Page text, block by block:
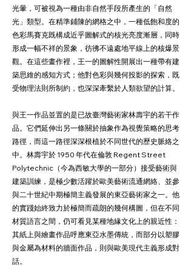
光暈，可被視為一種由非自然手段所產生的「自然
光」類型。在精準鋪陳的網格之中，一種低飽和度的
色彩馬賽克既構成近乎圖解式的核光亮度漸層，同時
形成一幅不祥的景象，彷彿不遠處地平線上的核爆景
觀。在這些畫作裡，王一的圖解性開展出一種帶有建
築思維的感知方式；他對色彩與幾何投影的探索，既
受物理法則所制約，也深深牽繫於人類欲望的計算。
與王一作品並置的是已故臺灣藝術家林壽宇的若干作
品。它們延伸出另一條關於抽象作為視覺策略的思考
路徑，而這一路徑深深根植於不同世代的歷史脈絡之
中。林壽宇於 1950 年代在倫敦 Regent Street
Polytechnic（今為西敏大學的一部分）接受藝術與
建築訓練，是極少數活躍於歐美藝術流通網絡、並參
與二十世紀中期極簡主義發展的東亞藝術家之一。他
的實踐始終致力於極簡而疏朗的幾何構圖，但在不同
材質語言之間，仍可看見某種地緣文化上的親近性：
其紙上與繪畫作品呼應東亞水墨傳統，而部分以塑膠
與金屬為材料的牆面作品，則與歐美現代主義形成對
話。